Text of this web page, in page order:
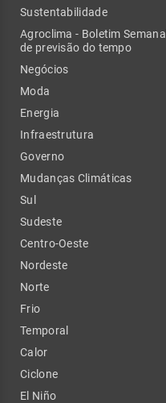
Sustentabilidade
Agroclima - Boletim Semanal
de previsão do tempo
Negócios
Moda
Energia
Infraestrutura
Governo
Mudanças Climáticas
Sul
Sudeste
Centro-Oeste
Nordeste
Norte
Frio
Temporal
Calor
Ciclone
El Niño